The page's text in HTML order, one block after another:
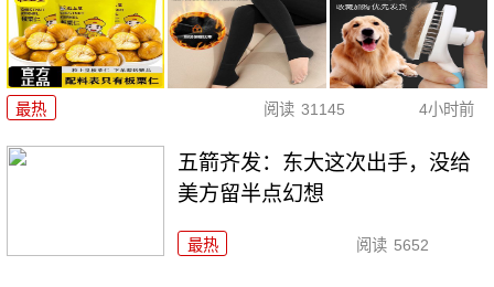
最热 阅读 31145 4小时前
五箭齐发：东大这次出手，没给
美方留半点幻想
最热 阅读 5652